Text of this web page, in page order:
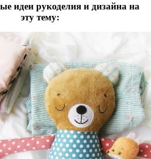
идеи рукоделия и дизайна на
эту тему: